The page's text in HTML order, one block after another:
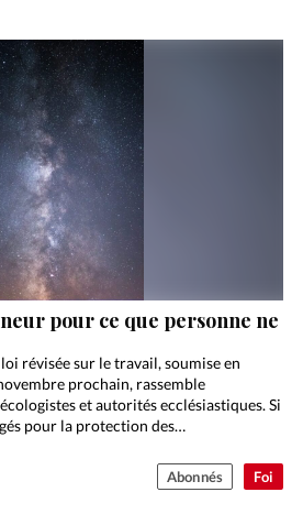
Foi
pour ce que personne ne
révisée sur le travail, soumise en
prochain, rassemble
et autorités ecclésiastiques. Si
pour la protection des…
Abonnés